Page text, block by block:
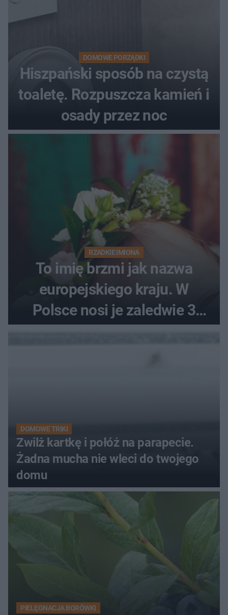
DOMOWE PORZĄDKI
Hiszpański sposób na czystą
toaletę. Rozpuszcza kamień i
osady przez noc
RZADKIE IMIONA
To imię brzmi jak nazwa
europejskiego kraju. W
Polsce nosi je zaledwie 3
kobiety
DOMOWE TRIKI
Zwilż kartkę i połóż na parapecie.
Żadna mucha nie wleci do twojego
domu
PIELĘGNACJA BORÓWKI